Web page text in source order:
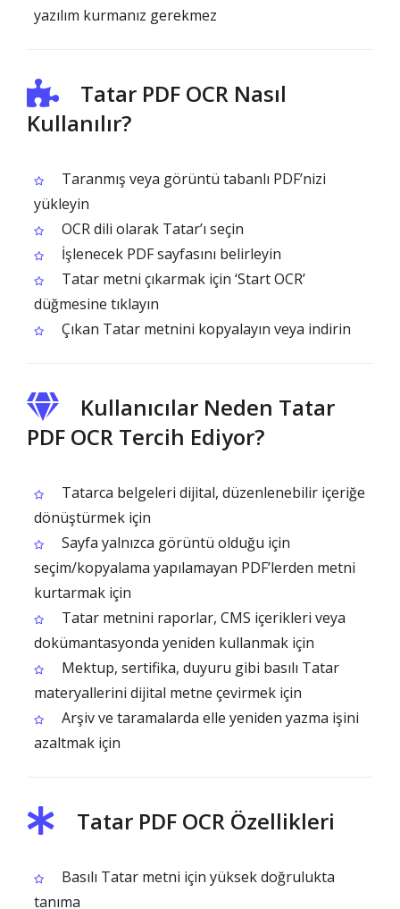
yazılım kurmanız gerekmez
Tatar PDF OCR Nasıl
Kullanılır?
Taranmış veya görüntü tabanlı PDF’nizi
yükleyin
OCR dili olarak Tatar’ı seçin
İşlenecek PDF sayfasını belirleyin
Tatar metni çıkarmak için ‘Start OCR’
düğmesine tıklayın
Çıkan Tatar metnini kopyalayın veya indirin
Kullanıcılar Neden Tatar
PDF OCR Tercih Ediyor?
Tatarca belgeleri dijital, düzenlenebilir içeriğe
dönüştürmek için
Sayfa yalnızca görüntü olduğu için
seçim/kopyalama yapılamayan PDF’lerden metni
kurtarmak için
Tatar metnini raporlar, CMS içerikleri veya
dokümantasyonda yeniden kullanmak için
Mektup, sertifika, duyuru gibi basılı Tatar
materyallerini dijital metne çevirmek için
Arşiv ve taramalarda elle yeniden yazma işini
azaltmak için
Tatar PDF OCR Özellikleri
Basılı Tatar metni için yüksek doğrulukta
tanıma